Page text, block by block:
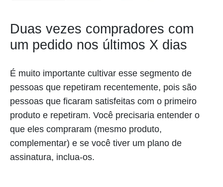
Duas vezes compradores com
um pedido nos últimos X dias
É muito importante cultivar esse segmento de
pessoas que repetiram recentemente, pois são
pessoas que ficaram satisfeitas com o primeiro
produto e repetiram. Você precisaria entender o
que eles compraram (mesmo produto,
complementar) e se você tiver um plano de
assinatura, inclua-os.